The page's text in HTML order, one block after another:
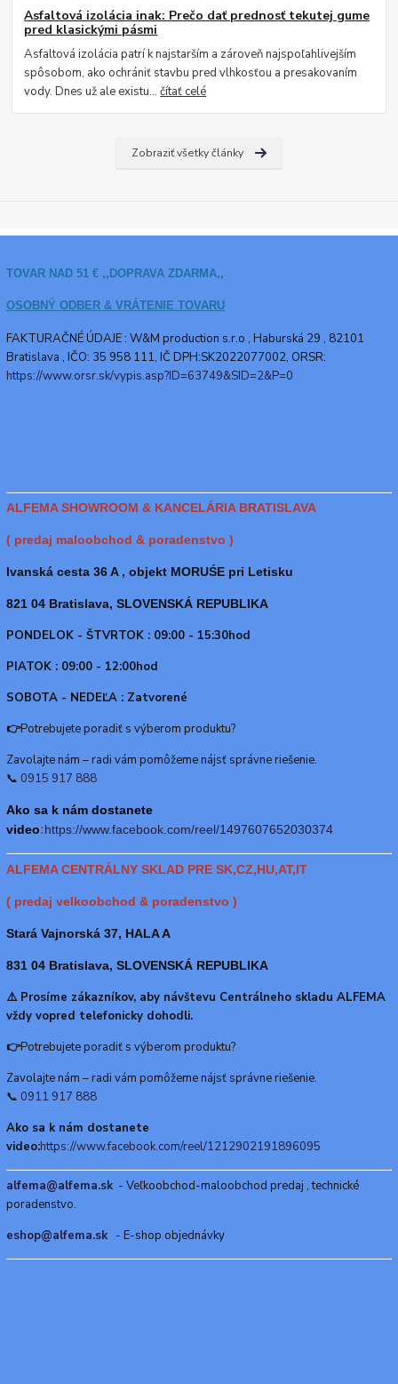
Asfaltová izolácia inak: Prečo dať prednosť tekutej gume
pred klasickými pásmi
Asfaltová izolácia patrí k najstarším a zároveň najspoľahlivejším
spôsobom, ako ochrániť stavbu pred vlhkosťou a presakovaním
vody. Dnes už ale existu...čítať celé
Zobraziť všetky články
TOVAR NAD 51 € ,,DOPRAVA ZDARMA,,
OSOBNÝ ODBER & VRÁTENIE TOVARU
FAKTURAČNÉ ÚDAJE : W&M production s.r.o , Haburská 29 , 82101
Bratislava , IČO: 35 958 111, IČ DPH:SK2022077002, ORSR:
https://www.orsr.sk/vypis.asp?ID=63749&SID=2&P=0
ALFEMA SHOWROOM & KANCELÁRIA BRATISLAVA
( predaj maloobchod & poradenstvo )
Ivanská cesta 36 A , objekt MORUŚE pri Letisku
821 04 Bratislava, SLOVENSKÁ REPUBLIKA
PONDELOK - ŠTVRTOK : 09:00 - 15:30hod
PIATOK : 09:00 - 12:00hod
SOBOTA - NEDEĽA : Zatvorené
👉Potrebujete poradiť s výberom produktu?
Zavolajte nám – radi vám pomôžeme nájsť správne riešenie.
📞 0915 917 888
Ako sa k nám dostanete
video:https://www.facebook.com/reel/1497607652030374
ALFEMA CENTRÁLNY SKLAD PRE SK,CZ,HU,AT,IT
( predaj velkoobchod & poradenstvo )
Stará Vajnorská 37, HALA A
831 04 Bratislava, SLOVENSKÁ REPUBLIKA
⚠️ Prosíme zákazníkov, aby návštevu Centrálneho skladu ALFEMA
vždy vopred telefonicky dohodli.
👉Potrebujete poradiť s výberom produktu?
Zavolajte nám – radi vám pomôžeme nájsť správne riešenie.
📞 0911 917 888
Ako sa k nám dostanete
video:https://www.facebook.com/reel/1212902191896095
alfema@alfema.sk - Veľkoobchod-maloobchod predaj , technické
poradenstvo.
eshop@alfema.sk - E-shop objednávky